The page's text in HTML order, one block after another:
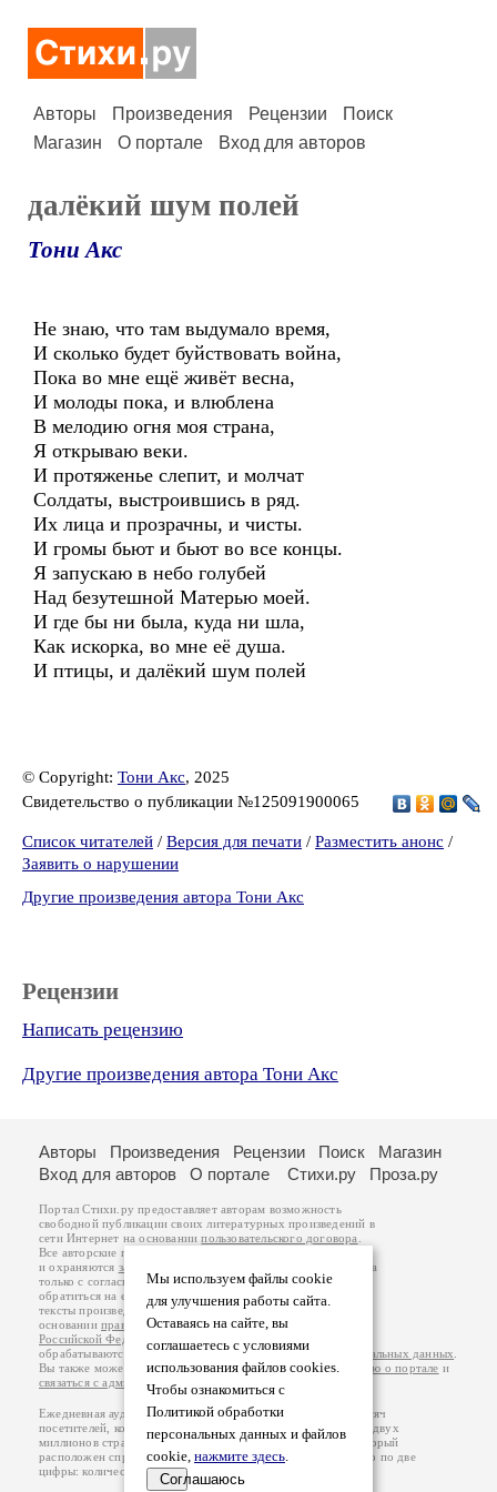
Авторы Произведения Рецензии
Поиск
Магазин
О портале Вход для авторов
далёкий шум полей
Тони Акс
Не знаю, что там выдумало время,
И сколько будет буйствовать война,
Пока во мне ещё живёт весна,
И молоды пока, и влюблена
В мелодию огня моя страна,
Я открываю веки.
И протяженье слепит, и молчат
Солдаты, выстроившись в ряд.
Их лица и прозрачны, и чисты.
И громы бьют и бьют во все концы.
Я запускаю в небо голубей
Над безутешной Матерью моей.
И где бы ни была, куда ни шла,
Как искорка, во мне её душа.
И птицы, и далёкий шум полей
© Copyright: Тони Акс, 2025
Свидетельство о публикации №125091900065
Список читателей / Версия для печати / Разместить анонс /
Заявить о нарушении
Другие произведения автора Тони Акс
Рецензии
Написать рецензию
Другие произведения автора Тони Акс
Мы используем файлы cookie
для улучшения работы сайта.
Оставаясь на сайте, вы
соглашаетесь с условиями
использования файлов cookies.
Чтобы ознакомиться с
Политикой обработки
персональных данных и файлов
cookie, нажмите здесь.
Соглашаюсь
Авторы Произведения Рецензии Поиск
Магазин
Вход для авторов
О портале Стихи.ру Проза.ру
Портал Стихи.ру предоставляет авторам возможность
свободной публикации своих литературных произведений в
сети Интернет на основаниипользовательского договора
Все авторские права на произведения принадлежат авторам
и охраняются законом
. Перепечатка произведений возможна
только с согласия его автора, к которому вы можете
обратиться на его авторской странице. Ответственность за
тексты произведений авторы несут самостоятельно на
основанииправил публикацииизаконодательства
Российской Федерации
обрабатываются на основанииПолитики обработки персональных данных
Вы также можете посмотреть более подробнуюинформацию о портале и
связаться с администрацией
Ежедневная аудитория портала Стихи.ру – порядка 200 тысяч
посетителей, которые в общей сумме просматривают более двух
миллионов страниц по данным счетчика посещаемости, который
расположен справа от этого текста. В каждой графе указано по две
цифры: количество просмотров и количество посетителей.